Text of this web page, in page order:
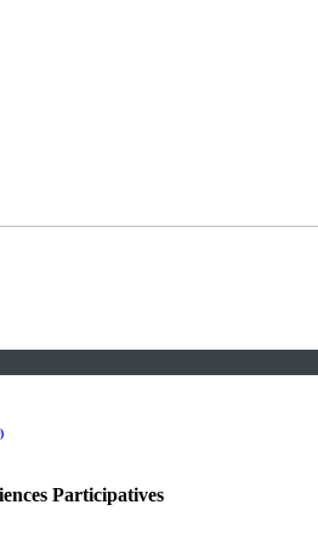
Participatives